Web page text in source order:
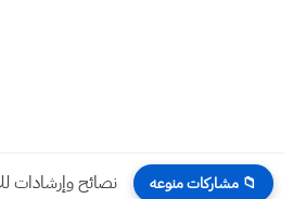
📁 مشاركات منوعه